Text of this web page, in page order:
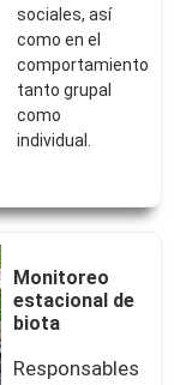
sociales, así
como en el
comportamiento
tanto grupal
como
individual.
Monitoreo
estacional de
biota
Responsables